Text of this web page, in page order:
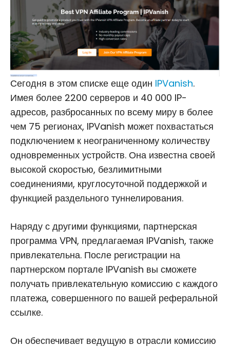
Сегодня в этом списке еще один IPVanish.
Имея более 2200 серверов и 40 000 IP-
адресов, разбросанных по всему миру в более
чем 75 регионах, IPVanish может похвастаться
подключением к неограниченному количеству
одновременных устройств. Она известна своей
высокой скоростью, безлимитными
соединениями, круглосуточной поддержкой и
функцией раздельного туннелирования.
Наряду с другими функциями, партнерская
программа VPN, предлагаемая IPVanish, также
привлекательна. После регистрации на
партнерском портале IPVanish вы сможете
получать привлекательную комиссию с каждого
платежа, совершенного по вашей реферальной
ссылке.
Он обеспечивает ведущую в отрасли комиссию